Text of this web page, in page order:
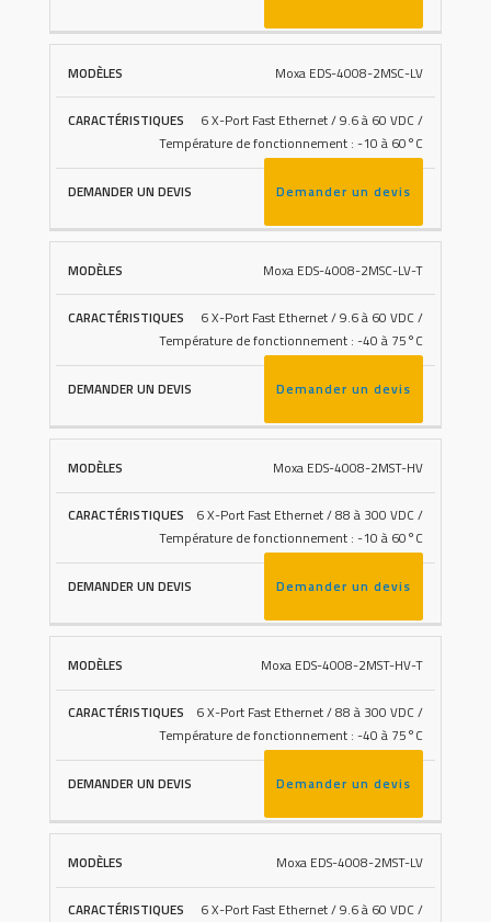
Moxa EDS-4008-2MSC-LV
6 X-Port Fast Ethernet / 9.6 à 60 VDC /
Température de fonctionnement : -10 à 60°C
Demander un devis
Moxa EDS-4008-2MSC-LV-T
6 X-Port Fast Ethernet / 9.6 à 60 VDC /
Température de fonctionnement : -40 à 75°C
Demander un devis
Moxa EDS-4008-2MST-HV
6 X-Port Fast Ethernet / 88 à 300 VDC /
Température de fonctionnement : -10 à 60°C
Demander un devis
Moxa EDS-4008-2MST-HV-T
6 X-Port Fast Ethernet / 88 à 300 VDC /
Température de fonctionnement : -40 à 75°C
Demander un devis
Moxa EDS-4008-2MST-LV
6 X-Port Fast Ethernet / 9.6 à 60 VDC /